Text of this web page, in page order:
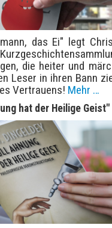
das Ei" legt
die heiter und
Leser in ihren Bann
Vertrauens! Mehr …
hat der Heilige Geist"